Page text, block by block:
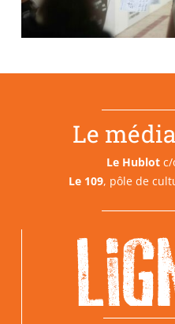
Le
Le Hublot c/
Le 109, pôle de